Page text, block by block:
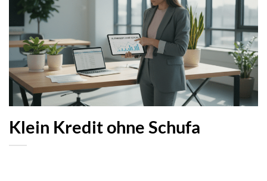
Klein Kredit ohne Schufa